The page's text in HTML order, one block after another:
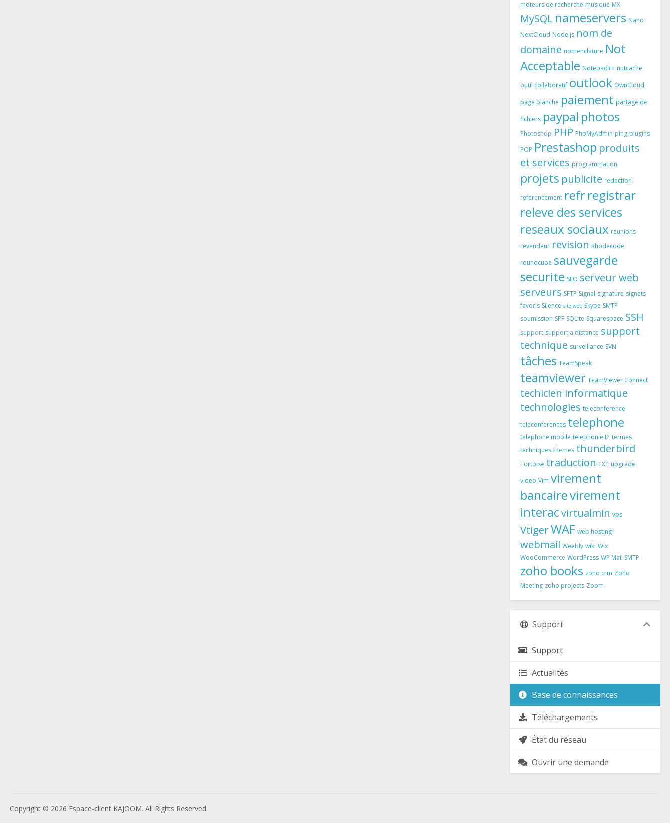
moteurs de recherche musique MX
MySQL nameservers Nano
NextCloud Node.js nom de
domaine nomenclature Not
Acceptable Notepad++ nutcache
outil collaboratif outlook OwnCloud
page blanche paiement partage de
fichiers paypal photos
Photoshop PHP PhpMyAdmin ping plugins
POP Prestashop produits
et services programmation
projets publicite redaction
referencement refrregistrar
releve des services
reseaux sociaux reunions
revendeur revision Rhodecode
roundcube sauvegarde
securite SEO serveur web
serveurs SFTP Signal signature signets
favoris Silence site web Skype SMTP
soumission SPF SQLite Squarespace SSH
support support a distance support
technique surveillance SVN
tâches TeamSpeak
teamviewer TeamViewer Connect
techicien informatique
technologies teleconference
teleconferences telephone
telephone mobile telephonie IP termes
techniques themes thunderbird
Tortoise traduction TXT upgrade
video Vim virement
bancairevirement
interacvirtualmin vps
VtigerWAF web hosting
webmail Weebly wiki Wix
WooCommerce WordPress WP Mail SMTP
zoho books zoho crm Zoho
Meeting zoho projects Zoom
Support
Support
Actualités
Base de connaissances
Téléchargements
État du réseau
Ouvrir une demande
Copyright © 2026 Espace-client KAJOOM. All Rights Reserved.